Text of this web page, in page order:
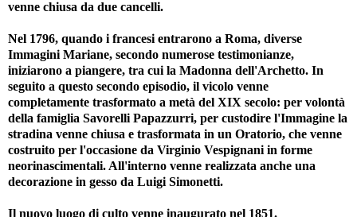
venne chiusa da due cancelli.
Nel 1796, quando i francesi entrarono a Roma, diverse
Immagini Mariane, secondo numerose testimonianze,
iniziarono a piangere, tra cui la Madonna dell'Archetto. In
seguito a questo secondo episodio, il vicolo venne
completamente trasformato a metà del XIX secolo: per volontà
della famiglia Savorelli Papazzurri, per custodire l'Immagine la
stradina venne chiusa e trasformata in un Oratorio, che venne
costruito per l'occasione da Virginio Vespignani in forme
neorinascimentali. All'interno venne realizzata anche una
decorazione in gesso da Luigi Simonetti.
Il nuovo luogo di culto venne inaugurato nel 1851.